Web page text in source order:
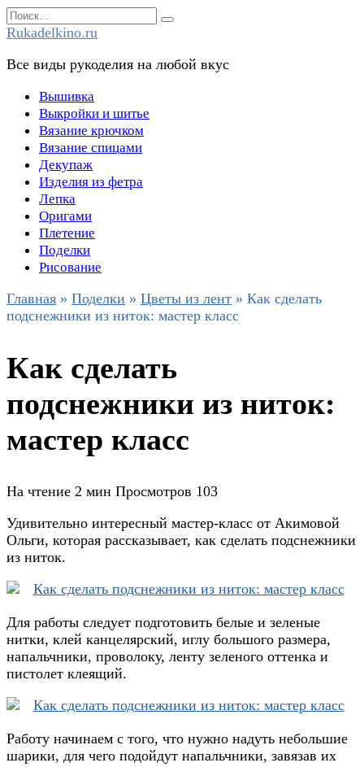
Перейти
к
Search
for:
Rukadelkino.ru
Все виды рукоделия на любой вкус
Вышивка
Выкройки и шитье
Вязание крючком
Вязание спицами
Декупаж
Изделия из фетра
Лепка
Оригами
Плетение
Поделки
Рисование
Главная » Поделки » Цветы из лент » Как сделать
подснежники из ниток: мастер класс
Как сделать
подснежники из ниток:
мастер класс
На чтение 2 мин Просмотров 103
Удивительно интересный мастер-класс от Акимовой
Ольги, которая рассказывает, как сделать подснежники
из ниток.
Для работы следует подготовить белые и зеленые
нитки, клей канцелярский, иглу большого размера,
напальчники, проволоку, ленту зеленого оттенка и
пистолет клеящий.
Работу начинаем с того, что нужно надуть небольшие
шарики, для чего подойдут напальчники, завязав их